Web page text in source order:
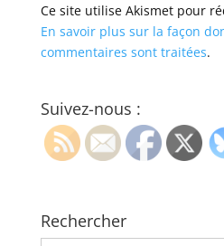
Ce site utilise Akismet pour
En savoir plus sur la façon
commentaires sont traitées.
Suivez-nous :
Rechercher